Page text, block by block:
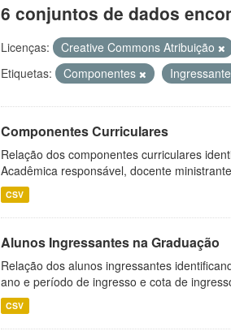
6 conjuntos de dados
Licenças: Creative Commons Atribuição
Etiquetas:
Componentes
Componentes Curriculares
Relação dos componentes curriculares
Acadêmica responsável, docente
CSV
Alunos Ingressantes na Graduação
Relação dos alunos ingressantes
ano e período de ingresso e cota de
CSV